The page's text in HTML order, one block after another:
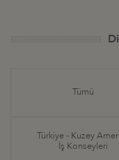
Tümü
Türkiye - Kuzey
İş Konseyleri